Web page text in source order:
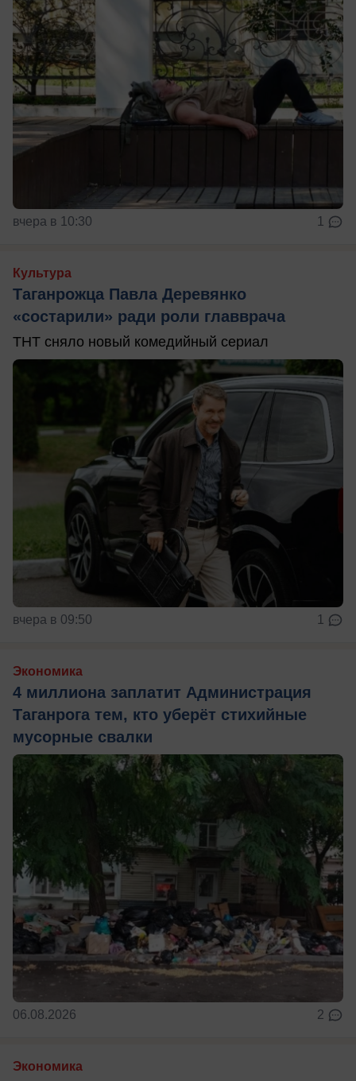
вчера в 10:30 1
Культура
Таганрожца Павла Деревянко
«состарили» ради роли главврача
ТНТ сняло новый комедийный сериал
вчера в 09:50 1
Экономика
4 миллиона заплатит Администрация
Таганрога тем, кто уберёт стихийные
мусорные свалки
06.08.2026 2
Экономика